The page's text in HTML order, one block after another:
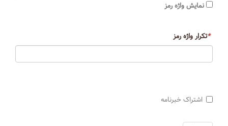
نمایش واژه رمز
*تکرار واژه رمز
اشتراک خبرنامه